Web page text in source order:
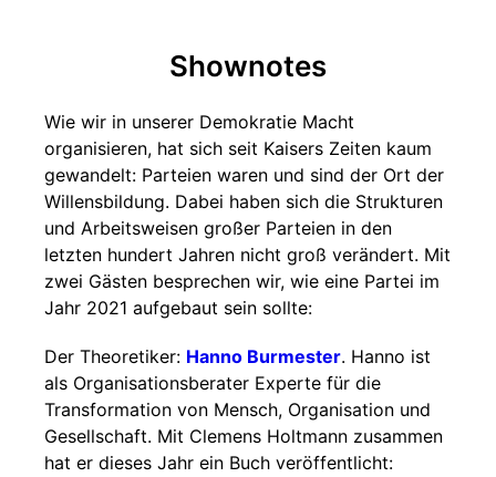
Shownotes
Wie wir in unserer Demokratie Macht
organisieren, hat sich seit Kaisers Zeiten kaum
gewandelt: Parteien waren und sind der Ort der
Willensbildung. Dabei haben sich die Strukturen
und Arbeitsweisen großer Parteien in den
letzten hundert Jahren nicht groß verändert. Mit
zwei Gästen besprechen wir, wie eine Partei im
Jahr 2021 aufgebaut sein sollte:
Der Theoretiker: Hanno Burmester. Hanno ist
als Organisationsberater Experte für die
Transformation von Mensch, Organisation und
Gesellschaft. Mit Clemens Holtmann zusammen
hat er dieses Jahr ein Buch veröffentlicht: